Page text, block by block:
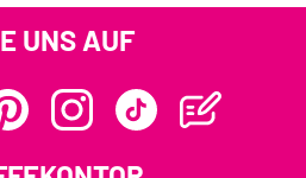
UNS AUF